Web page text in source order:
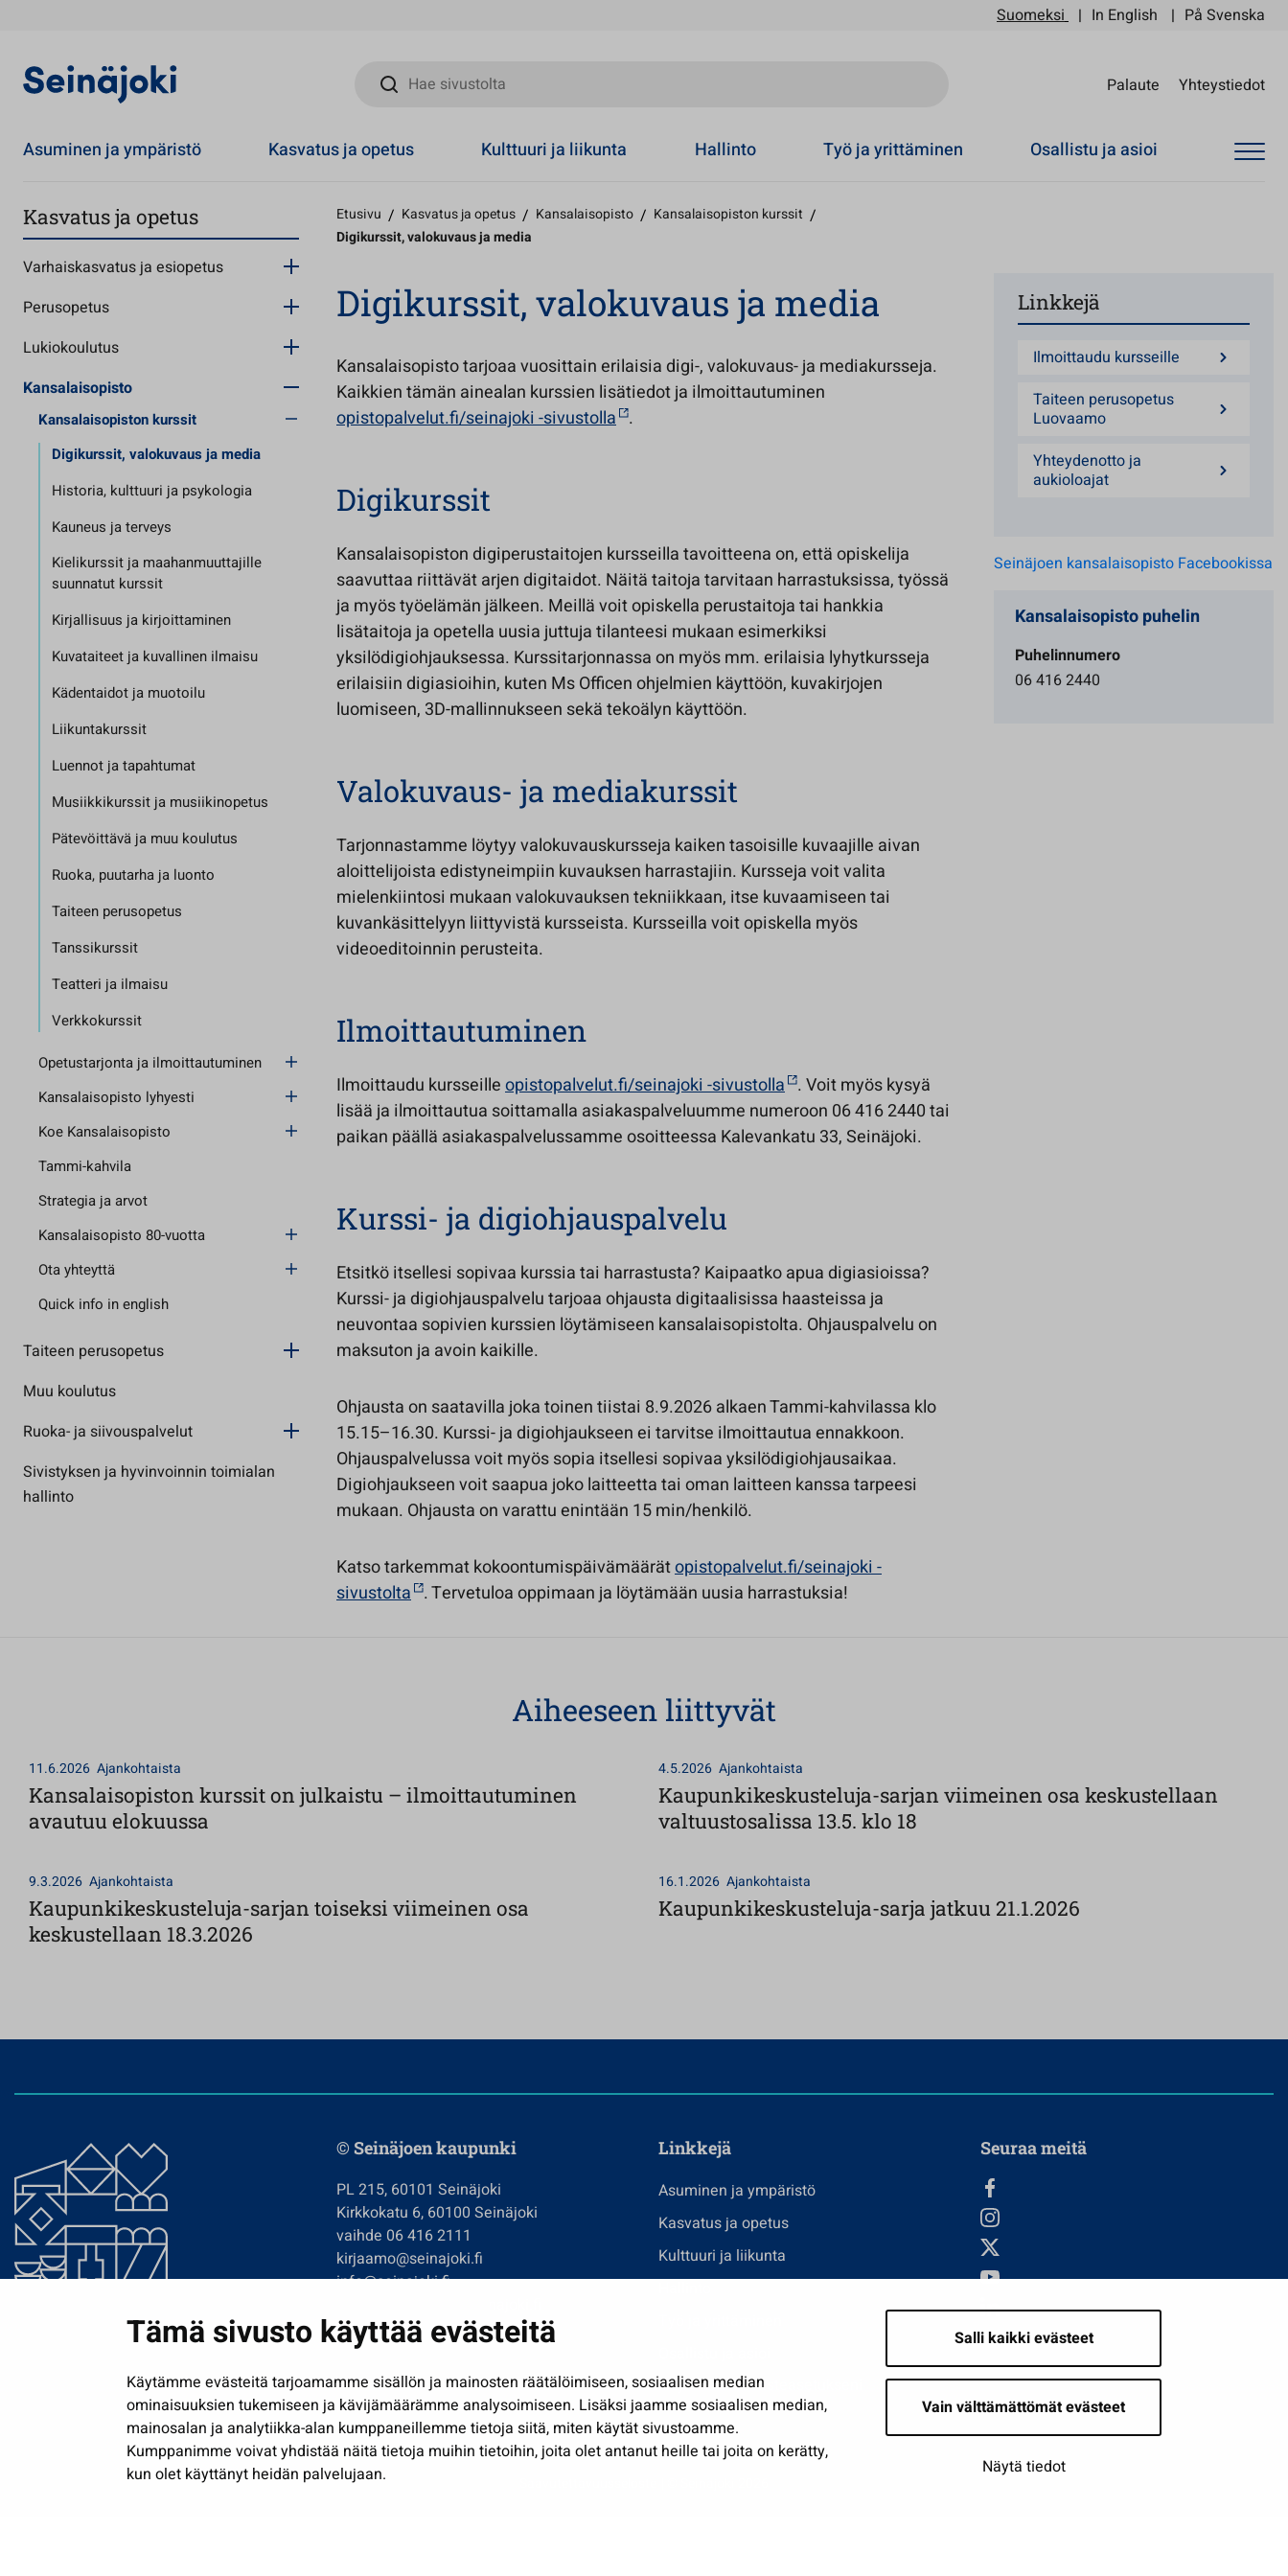
Tämä sivusto käyttää evästeitä
Käytämme evästeitä tarjoamamme sisällön ja mainosten räätälöimiseen, sosiaalisen median
ominaisuuksien tukemiseen ja kävijämäärämme analysoimiseen. Lisäksi jaamme sosiaalisen median,
mainosalan ja analytiikka-alan kumppaneillemme tietoja siitä, miten käytät sivustoamme.
Kumppanimme voivat yhdistää näitä tietoja muihin tietoihin, joita olet antanut heille tai joita on kerätty,
kun olet käyttänyt heidän palvelujaan.
Salli kaikki evästeet
Vain välttämättömät evästeet
Näytä tiedot
Suomeksi In English På Svenska
Hae sivustolta
Palaute Yhteystiedot
Asuminen ja ympäristö Kasvatus ja opetus Kulttuuri ja liikunta Hallinto Työ ja yrittäminen Osallistu ja asioi
Kasvatus ja opetus
Varhaiskasvatus ja esiopetus
Perusopetus
Lukiokoulutus
Kansalaisopisto
Kansalaisopiston kurssit
Digikurssit, valokuvaus ja media
Historia, kulttuuri ja psykologia
Kauneus ja terveys
Kielikurssit ja maahanmuuttajille
suunnatut kurssit
Kirjallisuus ja kirjoittaminen
Kuvataiteet ja kuvallinen ilmaisu
Kädentaidot ja muotoilu
Liikuntakurssit
Luennot ja tapahtumat
Musiikkikurssit ja musiikinopetus
Pätevöittävä ja muu koulutus
Ruoka, puutarha ja luonto
Taiteen perusopetus
Tanssikurssit
Teatteri ja ilmaisu
Verkkokurssit
Opetustarjonta ja ilmoittautuminen
Kansalaisopisto lyhyesti
Koe Kansalaisopisto
Tammi-kahvila
Strategia ja arvot
Kansalaisopisto 80-vuotta
Ota yhteyttä
Quick info in english
Taiteen perusopetus
Muu koulutus
Ruoka- ja siivouspalvelut
Sivistyksen ja hyvinvoinnin toimialan
hallinto
Etusivu / Kasvatus ja opetus / Kansalaisopisto / Kansalaisopiston kurssit /
Digikurssit, valokuvaus ja media
Digikurssit, valokuvaus ja media
Kansalaisopisto tarjoaa vuosittain erilaisia digi-, valokuvaus- ja mediakursseja.
Kaikkien tämän ainealan kurssien lisätiedot ja ilmoittautuminen
opistopalvelut.fi/seinajoki -sivustolla .
Digikurssit
Kansalaisopiston digiperustaitojen kursseilla tavoitteena on, että opiskelija
saavuttaa riittävät arjen digitaidot. Näitä taitoja tarvitaan harrastuksissa, työssä
ja myös työelämän jälkeen. Meillä voit opiskella perustaitoja tai hankkia
lisätaitoja ja opetella uusia juttuja tilanteesi mukaan esimerkiksi
yksilödigiohjauksessa. Kurssitarjonnassa on myös mm. erilaisia lyhytkursseja
erilaisiin digiasioihin, kuten Ms Officen ohjelmien käyttöön, kuvakirjojen
luomiseen, 3D-mallinnukseen sekä tekoälyn käyttöön.
Valokuvaus- ja mediakurssit
Tarjonnastamme löytyy valokuvauskursseja kaiken tasoisille kuvaajille aivan
aloittelijoista edistyneimpiin kuvauksen harrastajiin. Kursseja voit valita
mielenkiintosi mukaan valokuvauksen tekniikkaan, itse kuvaamiseen tai
kuvankäsittelyyn liittyvistä kursseista. Kursseilla voit opiskella myös
videoeditoinnin perusteita.
Ilmoittautuminen
Ilmoittaudu kursseilleopistopalvelut.fi/seinajoki -sivustolla . Voit myös kysyä
lisää ja ilmoittautua soittamalla asiakaspalveluumme numeroon 06 416 2440 tai
paikan päällä asiakaspalvelussamme osoitteessa Kalevankatu 33, Seinäjoki.
Kurssi- ja digiohjauspalvelu
Etsitkö itsellesi sopivaa kurssia tai harrastusta? Kaipaatko apua digiasioissa?
Kurssi- ja digiohjauspalvelu tarjoaa ohjausta digitaalisissa haasteissa ja
neuvontaa sopivien kurssien löytämiseen kansalaisopistolta. Ohjauspalvelu on
maksuton ja avoin kaikille.
Ohjausta on saatavilla joka toinen tiistai 8.9.2026 alkaen Tammi-kahvilassa klo
15.15–16.30. Kurssi- ja digiohjaukseen ei tarvitse ilmoittautua ennakkoon.
Ohjauspalvelussa voit myös sopia itsellesi sopivaa yksilödigiohjausaikaa.
Digiohjaukseen voit saapua joko laitteetta tai oman laitteen kanssa tarpeesi
mukaan. Ohjausta on varattu enintään 15 min/henkilö.
Katso tarkemmat kokoontumispäivämäärätopistopalvelut.fi/seinajoki -
sivustolta . Tervetuloa oppimaan ja löytämään uusia harrastuksia!
Linkkejä
Ilmoittaudu kursseille
Taiteen perusopetus
Luovaamo
Yhteydenotto ja
aukioloajat
Seinäjoen kansalaisopisto Facebookissa
Kansalaisopisto puhelin
Puhelinnumero
06 416 2440
Aiheeseen liittyvät
11.6.2026 Ajankohtaista
Kansalaisopiston kurssit on julkaistu – ilmoittautuminen
avautuu elokuussa
4.5.2026 Ajankohtaista
Kaupunkikeskusteluja-sarjan viimeinen osa keskustellaan
valtuustosalissa 13.5. klo 18
9.3.2026 Ajankohtaista
Kaupunkikeskusteluja-sarjan toiseksi viimeinen osa
keskustellaan 18.3.2026
16.1.2026 Ajankohtaista
Kaupunkikeskusteluja-sarja jatkuu 21.1.2026
© Seinäjoen kaupunki
PL 215, 60101 Seinäjoki
Kirkkokatu 6, 60100 Seinäjoki
vaihde 06 416 2111
kirjaamo@seinajoki.fi
info@seinajoki.fi
Tilaa uutiskirje
Linkkejä
Asuminen ja ympäristö
Kasvatus ja opetus
Kulttuuri ja liikunta
Näytä omat evästeasetukseni
Seuraa meitä